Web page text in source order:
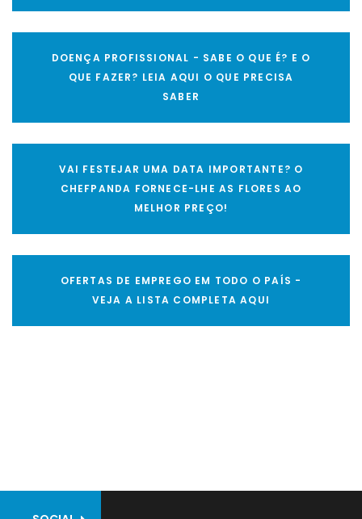
DOENÇA PROFISSIONAL - SABE O QUE É? E O
QUE FAZER? LEIA AQUI O QUE PRECISA
SABER
VAI FESTEJAR UMA DATA IMPORTANTE? O
CHEFPANDA FORNECE-LHE AS FLORES AO
MELHOR PREÇO!
OFERTAS DE EMPREGO EM TODO O PAÍS -
VEJA A LISTA COMPLETA AQUI